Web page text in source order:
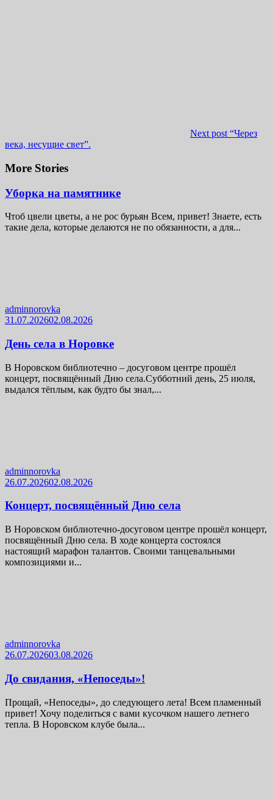
Next post “Через
века, несущие свет”.
More Stories
Уборка на памятнике
Чтоб цвели цветы, а не рос бурьян Всем, привет! Знаете, есть
такие дела, которые делаются не по обязанности, а для...
adminnorovka
31.07.202602.08.2026
День села в Норовке
В Норовском библиотечно – досуговом центре прошёл
концерт, посвящённый Дню села.Субботний день, 25 июля,
выдался тёплым, как будто бы знал,...
adminnorovka
26.07.202602.08.2026
Концерт, посвящённый Дню села
В Норовском библиотечно-досуговом центре прошёл концерт,
посвящённый Дню села. В ходе концерта состоялся
настоящий марафон талантов. Своими танцевальными
композициями и...
adminnorovka
26.07.202603.08.2026
До свидания, «Непоседы»!
Прощай, «Непоседы», до следующего лета! Всем пламенный
привет! Хочу поделиться с вами кусочком нашего летнего
тепла. В Норовском клубе была...